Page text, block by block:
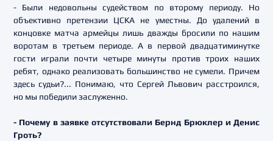
- Были недовольны судейством по второму периоду. Но
объективно претензии ЦСКА не уместны. До удалений в
концовке матча армейцы лишь дважды бросили по нашим
воротам в третьем периоде. А в первой двадцатиминутке
гости играли почти четыре минуты против троих наших
ребят, однако реализовать большинство не сумели. Причем
здесь судьи?... Понимаю, что Сергей Львович расстроился,
но мы победили заслуженно.
- Почему в заявке отсутствовали Бернд Брюклер и Денис
Гроть?